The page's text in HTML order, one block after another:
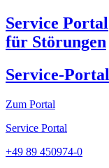
Service Portal
für Störungen
Service-Portal
Zum Portal
Service Portal
+49 89 450974-0